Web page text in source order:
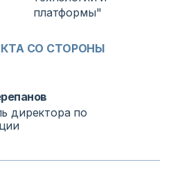
СО СТОРОНЫ
директора по